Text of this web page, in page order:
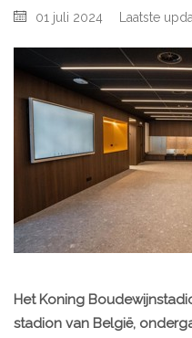
01 juli 2024 Laatste
Het Koning
stadion van België,